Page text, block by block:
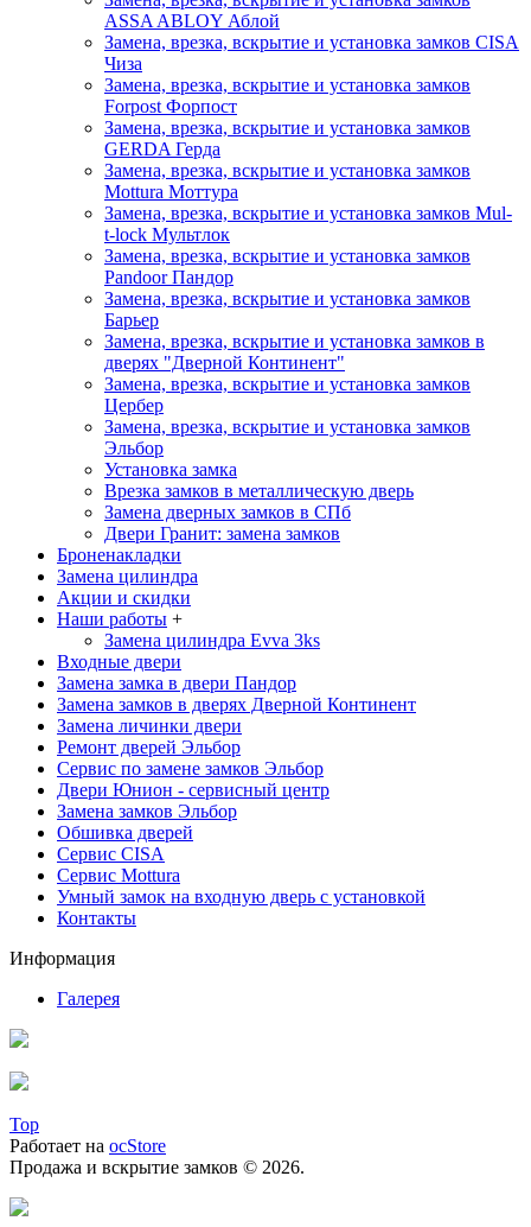
ASSA ABLOY Аблой
Замена, врезка, вскрытие и установка замков CISA
Чиза
Замена, врезка, вскрытие и установка замков
Forpost Форпост
Замена, врезка, вскрытие и установка замков
GERDA Герда
Замена, врезка, вскрытие и установка замков
Mottura Моттура
Замена, врезка, вскрытие и установка замков Mul-
t-lock Мультлок
Замена, врезка, вскрытие и установка замков
PandoorПандор
Замена, врезка, вскрытие и установка замков
Барьер
Замена, врезка, вскрытие и установка замков в
дверях "Дверной Континент"
Замена, врезка, вскрытие и установка замков
Цербер
Замена, врезка, вскрытие и установка замков
Эльбор
Установка замка
Врезка замков в металлическую дверь
Замена дверных замков в СПб
Двери Гранит: замена замков
Броненакладки
Замена цилиндра
Акции и скидки
Наши работы +
Замена цилиндра Evva 3ks
Входные двери
Замена замка в двери Пандор
Замена замков в дверях Дверной Континент
Замена личинки двери
Ремонт дверей Эльбор
Сервис по замене замков Эльбор
Двери Юнион - сервисный центр
Замена замков Эльбор
Обшивка дверей
Сервис CISA
Сервис Mottura
Умный замок на входную дверь с установкой
Контакты
Информация
Галерея
Top
Работает на ocStore
Продажа и вскрытие замков © 2026.